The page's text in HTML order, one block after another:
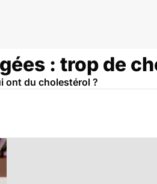
: trop de
ont du cholestérol ?